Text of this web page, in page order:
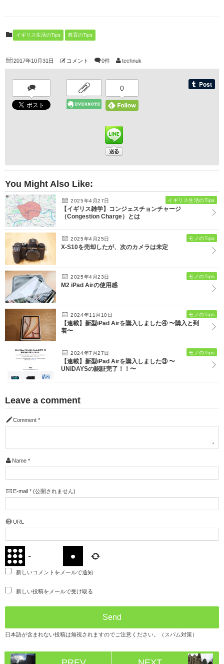
イギリス生活のTips 教育のTips
2017年10月31日 コメント 0件 technuk
0
You Might Also Like:
2025年4月27日 イギリス生活のTips
【イギリス雑学】コンジェスチョンチャージ
（Congestion Charge）とは
2025年4月25日 モノのTips
X-S10を売却したが、次のカメラは未定
2025年4月23日 モノのTips
M2 iPad Airの使用感
2024年11月10日 モノのTips
【連載】新型iPad Airを購入しました④ 〜購入と到
着〜
2024年7月27日 モノのTips
【連載】新型iPad Airを購入しました③ 〜
UNiDAYSの認証完了！！〜
Leave a comment
Comment *
Name *
E-mail *(公開されません)
URL
− =
新しいコメントをメールで通知
新しい投稿をメールで受け取る
日本語が含まれない投稿は無視されますのでご注意ください。（スパム対策）